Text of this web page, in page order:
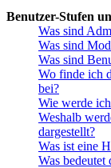
Benutzer-Stufen
Was sind
Was sind
Was sind
Wo finde ich
bei?
Wie werde
Weshalb
dargestellt?
Was ist eine
Was bedeutet